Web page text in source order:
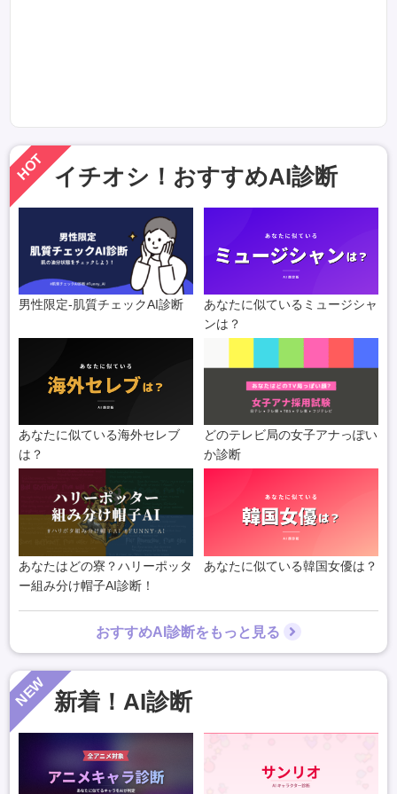
HOT イチオシ！おすすめAI診断
男性限定-肌質チェックAI診断
あなたに似ているミュージシャ
ンは？
あなたに似ている海外セレブ
は？
どのテレビ局の女子アナっぽい
か診断
あなたはどの寮？ハリーポッタ
ー組み分け帽子AI診断！
あなたに似ている韓国女優は？
おすすめAI診断をもっと見る
NEW 新着！AI診断